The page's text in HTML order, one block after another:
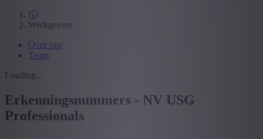
Werkgevers
Over ons
Team
Loading...
Erkenningsnummers - NV USG
Professionals